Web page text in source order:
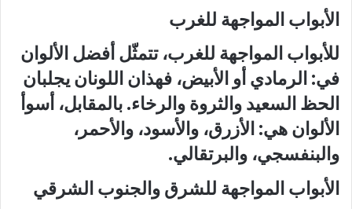
الأبواب المواجهة للغرب
للأبواب المواجهة للغرب، تتمثّل أفضل الألوان
في: الرمادي أو الأبيض، فهذان اللونان يجلبان
الحظ السعيد والثروة والرخاء. بالمقابل، أسوأ
الألوان هي: الأزرق، والأسود، والأحمر،
والبنفسجي، والبرتقالي.
الأبواب المواجهة للشرق والجنوب الشرقي